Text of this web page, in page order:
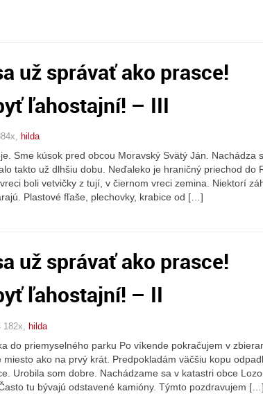
už správať ako prasce!
ľahostajní! – III
hilda
Sme kúsok pred obcou Moravský Svätý Ján. Nachádza
takto už dlhšiu dobu. Neďaleko je hraničný priechod do
boli vetvičky z tují, v čiernom vreci zemina. Niektorí
Plastové fľaše, plechovky, krabice od […]
už správať ako prasce!
ľahostajní! – II
hilda
do priemyselného parku Po víkende pokračujem v
ako na prvý krát. Predpokladám väčšiu kopu
Urobila som dobre. Nachádzame sa v katastri obce
tu bývajú odstavené kamióny. Týmto pozdravujem […]